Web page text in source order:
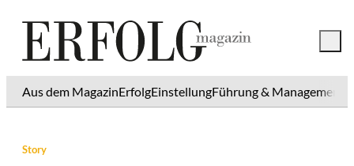
Aus dem MagazinErfolgEinstellungFührung & Management
Story